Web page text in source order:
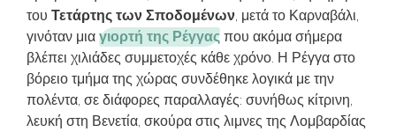
του Τετάρτης των Σποδομένων, μετά το Καρναβάλι,
γινόταν μιαγιορτή της Ρέγγαςπου ακόμα σήμερα
βλέπει χιλιάδες συμμετοχές κάθε χρόνο. Η Ρέγγα στο
βόρειο τμήμα της χώρας συνδέθηκε λογικά με την
πολέντα, σε διάφορες παραλλαγές: συνήθως κίτρινη,
λευκή στη Βενετία, σκούρα στις λιμνες της Λομβαρδίας